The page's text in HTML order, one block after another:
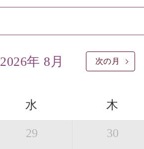
2026年 8月 次の月
水 木
29 30